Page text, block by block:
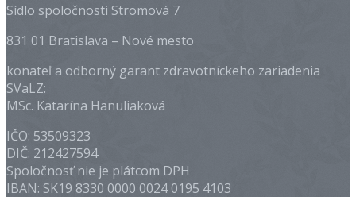
Sídlo spoločnosti Stromová 7
831 01 Bratislava – Nové mesto
konateľ a odborný garant zdravotníckeho zariadenia
SVaLZ:
MSc. Katarína Hanuliaková
IČO: 53509323
DIČ: 212427594
Spoločnosť nie je plátcom DPH
IBAN: SK19 8330 0000 0024 0195 4103